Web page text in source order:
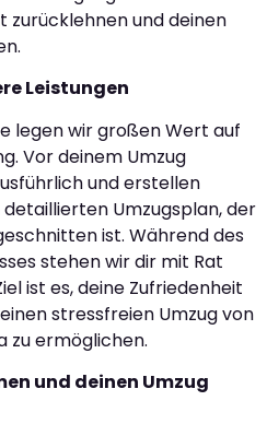
zurücklehnen und deinen
Leistungen
legen wir großen Wert auf
Vor deinem Umzug
und erstellen
Umzugsplan, der
ist. Während des
stehen wir dir mit Rat
ist es, deine Zufriedenheit
stressfreien Umzug von
zu ermöglichen.
und deinen Umzug